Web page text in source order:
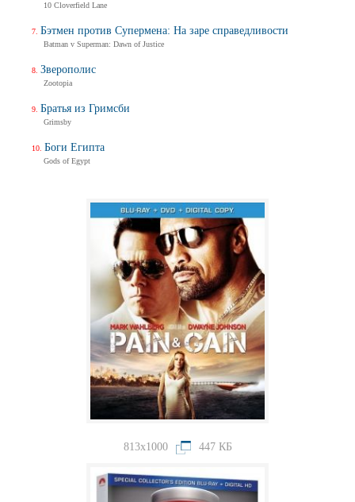
813x1000 447 КБ
10 Cloverfield Lane
Бэтмен против Супермена: На заре справедливости
Batman v Superman: Dawn of Justice
Зверополис
Zootopia
Братья из Гримсби
Grimsby
Боги Египта
Gods of Egypt